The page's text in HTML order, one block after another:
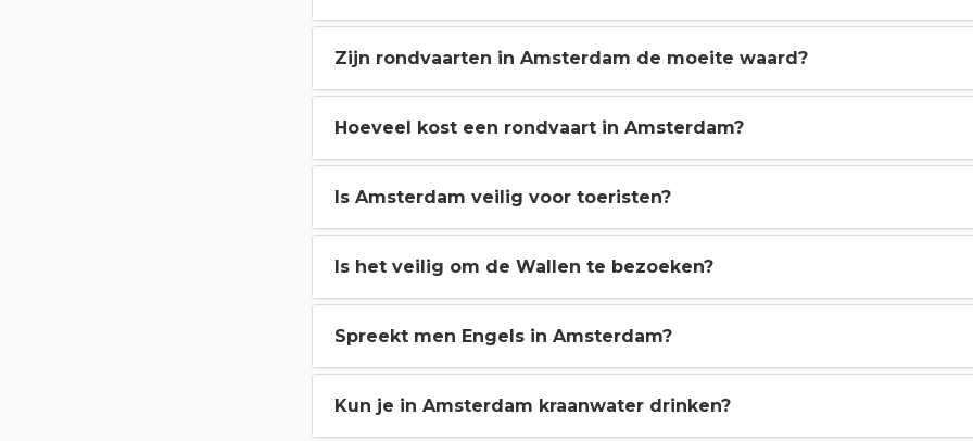
Zijn rondvaarten in Amsterdam de moeite waard?
Hoeveel kost een rondvaart in Amsterdam?
Is Amsterdam veilig voor toeristen?
Is het veilig om de Wallen te bezoeken?
Spreekt men Engels in Amsterdam?
Kun je in Amsterdam kraanwater drinken?